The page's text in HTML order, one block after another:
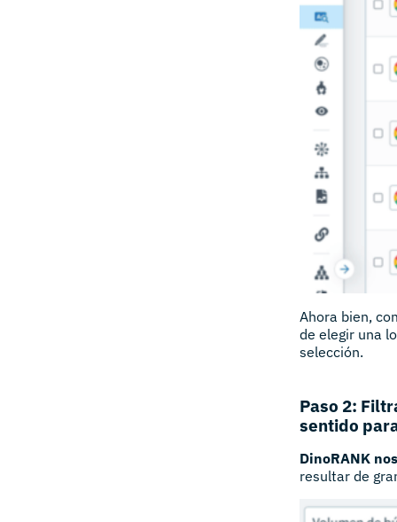
Ahora bien,
de elegir una
selección.
Paso 2:
sentido
DinoRANK
resultar de